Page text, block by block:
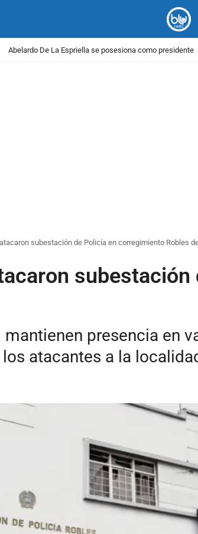
Abelardo De La Espriella se posesiona como presidente
subestación de Policía en corregimiento Robles
presencia en
atacantes a la